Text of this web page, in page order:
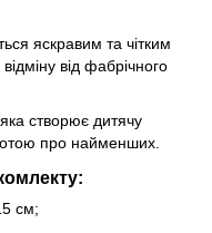
яскравим та чітким
від фабрічного
створює дитячу
про найменших.
см;